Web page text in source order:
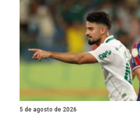
5 de agosto de 2026